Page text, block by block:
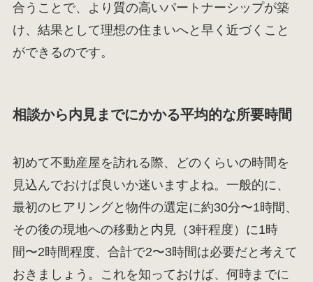
合うことで、より質の高いパートナーシップが築
け、結果として理想の住まいへと早く近づくこと
ができるのです。
相談から内見までにかかる平均的な所要時間
初めて不動産屋を訪れる際、どのくらいの時間を
見込んでおけば良いか迷いますよね。一般的に、
最初のヒアリングと物件の選定に約30分〜1時間、
その後の現地への移動と内見（3軒程度）に1時
間〜2時間程度、合計で2〜3時間は必要だと考えて
おきましょう。これを知っておけば、何時までに